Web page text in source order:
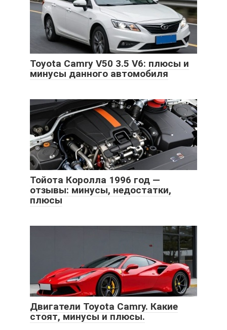
Toyota Camry V50 3.5 V6: плюсы и
минусы данного автомобиля
Тойота Королла 1996 год —
отзывы: минусы, недостатки,
плюсы
Двигатели Toyota Camry. Какие
стоят, минусы и плюсы.